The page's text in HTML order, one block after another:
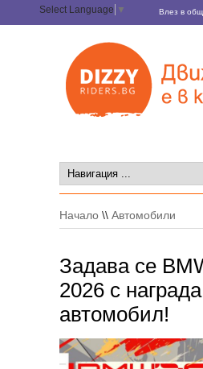
Select Language ▼ Влез в
Начало \\ Автомобили
Задава се
2026 с награда
автомобил!